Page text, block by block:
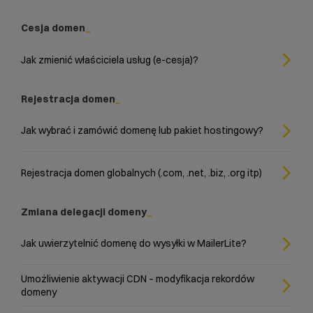
Cesja domen
Jak zmienić właściciela usług (e-cesja)?
Rejestracja domen
Jak wybrać i zamówić domenę lub pakiet hostingowy?
Rejestracja domen globalnych (.com, .net, .biz, .org itp)
Zmiana delegacji domeny
Jak uwierzytelnić domenę do wysyłki w MailerLite?
Umożliwienie aktywacji CDN – modyfikacja rekordów
domeny